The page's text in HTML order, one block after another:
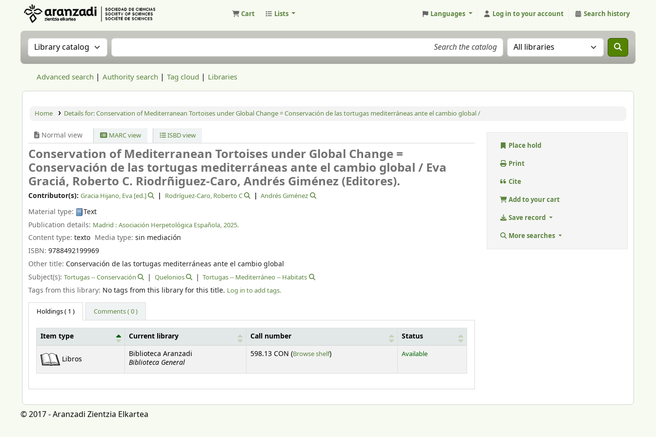
Cart Lists Languages Log in to your account Search history
Search the catalog by:Search the catalog Search the catalog in:
Advanced search Authority search Tag cloud Libraries
Home Details for:Conservation of Mediterranean Tortoises under Global Change = Conservación de las tortugas mediterráneas ante el cambio global /
Normal view MARC view ISBD view
Conservation of Mediterranean Tortoises under Global Change =
Conservación de las tortugas mediterráneas ante el cambio global / Eva
Graciá, Roberto C. Riodrñiguez-Caro, Andrés Giménez (Editores).
Contributor(s): Gracia Hijano, Eva [ed.] Rodríguez-Caro, Roberto C Andrés Giménez
Material type:
Text
Publication details: Madrid : Asociación Herpetológica Española, 2025.
Content type: texto Media type:sin mediación
ISBN: 9788492199969
Other title: Conservación de las tortugas mediterráneas ante el cambio global
Subject(s): Tortugas -- Conservación Quelonios Tortugas -- Mediterráneo -- Habitats
Tags from this library: No tags from this library for this title. Log in to add tags.
Holdings( 1 ) Comments ( 0 )
Item type Current library Call number Status
Libros
Biblioteca Aranzadi
Biblioteca General
598.13 CON (Browse shelf(Opens below)
) Available
Place hold
Print
Cite
Add to your cart
Save record
More searches
© 2017 - Aranzadi Zientzia Elkartea